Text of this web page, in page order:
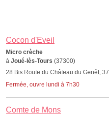
Cocon d'Eveil
Micro crèche
à Joué-lès-Tours (37300)
28 Bis Route du Château du Genêt,
Fermée, ouvre lundi à 7h30
Comte de Mons